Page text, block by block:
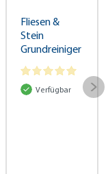
Fliesen &
Stein
Grundreiniger
1,0 l
Verfügbar